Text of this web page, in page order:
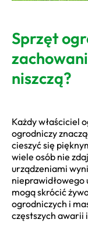
Sprzęt
niszczą?
Każdy właściciel
ogrodniczy
cieszyć się
wiele osób nie
urządzeniami
nieprawidłowego
mogą skrócić
ogrodniczych i
częstszych awarii